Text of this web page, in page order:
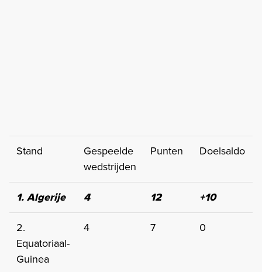
Stand
Gespeelde
wedstrijden
Punten Doelsaldo
1. Algerije 4 12
+10
2.
Equatoriaal-
Guinea
4 7 0